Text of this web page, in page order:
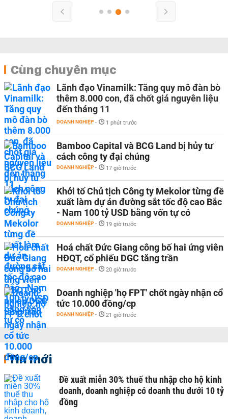
Cùng chuyên mục
Lãnh đạo Vinamilk: Tăng quy mô đàn bò
thêm 8.000 con, đã chốt giá nguyên liệu
đến tháng 11
DOANH NGHIỆP - 1 phút trước
Bamboo Capital và BCG Land bị hủy tư
cách công ty đại chúng
DOANH NGHIỆP - 17 giờ trước
Khởi tố Chủ tịch Công ty Mekolor từng đề
xuất làm dự án đường sắt tốc độ cao Bắc
- Nam 100 tỷ USD bằng vốn tự có
DOANH NGHIỆP - 19 giờ trước
Hoá chất Đức Giang công bố hai ứng viên
HĐQT, cổ phiếu DGC tăng trần
DOANH NGHIỆP - 20 giờ trước
Doanh nghiệp 'họ FPT' chốt ngày nhận cổ
tức 10.000 đồng/cp
DOANH NGHIỆP - 21 giờ trước
Tin mới
Đề xuất miễn 30% thuế thu nhập cho hộ kinh
doanh, doanh nghiệp có doanh thu dưới 10 tỷ
đồng